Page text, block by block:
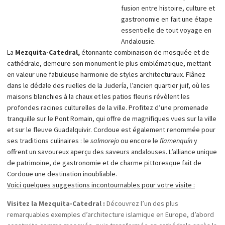
fusion entre histoire, culture et
gastronomie en fait une étape
essentielle de tout voyage en
Andalousie.
La Mezquita-Catedral,étonnante combinaison de mosquée et de
cathédrale, demeure son monument le plus emblématique, mettant
en valeur une fabuleuse harmonie de styles architecturaux. Flânez
dans le dédale des ruelles de la Judería, l’ancien quartier juif, où les
maisons blanchies à la chaux et les patios fleuris révèlent les
profondes racines culturelles de la ville. Profitez d’une promenade
tranquille sur le Pont Romain, qui offre de magnifiques vues sur la ville
et sur le fleuve Guadalquivir. Cordoue est également renommée pour
ses traditions culinaires : le salmorejoou encore le flamenquíny
offrent un savoureux aperçu des saveurs andalouses. L’alliance unique
de patrimoine, de gastronomie et de charme pittoresque fait de
Cordoue une destination inoubliable.
Voici quelques suggestions incontournables pour votre visite :
Visitez la Mezquita-Catedral : Découvrez l’un des plus
remarquables exemples d’architecture islamique en Europe, d’abord